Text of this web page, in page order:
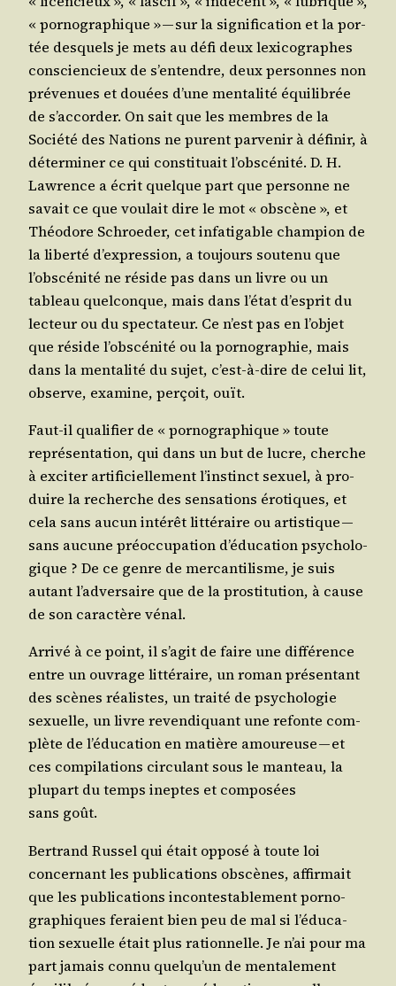
« por­no­gra­phique » — sur la signi­fi­ca­tion et la por­
tée des­quels je mets au défi deux lexi­co­graphes
conscien­cieux de s’en­tendre, deux per­sonnes non
pré­ve­nues et douées d’une men­ta­li­té équi­li­brée
de s’ac­cor­der. On sait que les membres de la
Socié­té des Nations ne purent par­ve­nir à défi­nir, à
déter­mi­ner ce qui consti­tuait l’obs­cé­ni­té. D. H.
Law­rence a écrit quelque part que per­sonne ne
savait ce que vou­lait dire le mot « obs­cène », et
Théo­dore Schroe­der, cet infa­ti­gable cham­pion de
la liber­té d’ex­pres­sion, a tou­jours sou­te­nu que
l’obs­cé­ni­té ne réside pas dans un livre ou un
tableau quel­conque, mais dans l’é­tat d’es­prit du
lec­teur ou du spec­ta­teur. Ce n’est pas en l’ob­jet
que réside l’obs­cé­ni­té ou la por­no­gra­phie, mais
dans la men­ta­li­té du sujet, c’est-à-dire de celui lit,
observe, exa­mine, per­çoit, ouït.
Faut-il qua­li­fier de « por­no­gra­phique » toute
repré­sen­ta­tion, qui dans un but de lucre, cherche
à exci­ter arti­fi­ciel­le­ment l’ins­tinct sexuel, à pro­
duire la recherche des sen­sa­tions éro­tiques, et
cela sans aucun inté­rêt lit­té­raire ou artis­tique —
sans aucune pré­oc­cu­pa­tion d’é­du­ca­tion psy­cho­lo­
gique ? De ce genre de mer­can­ti­lisme, je suis
autant l’ad­ver­saire que de la pros­ti­tu­tion, à cause
de son carac­tère vénal.
Arri­vé à ce point, il s’a­git de faire une dif­fé­rence
entre un ouvrage lit­té­raire, un roman pré­sen­tant
des scènes réa­listes, un trai­té de psy­cho­lo­gie
sexuelle, un livre reven­di­quant une refonte com­
plète de l’é­du­ca­tion en matière amou­reuse — et
ces com­pi­la­tions cir­cu­lant sous le man­teau, la
plu­part du temps ineptes et com­po­sées
sans goût.
Ber­trand Rus­sel qui était oppo­sé à toute loi
concer­nant les publi­ca­tions obs­cènes, affir­mait
que les publi­ca­tions incon­tes­ta­ble­ment por­no­
gra­phiques feraient bien peu de mal si l’é­du­ca­
tion sexuelle était plus ration­nelle. Je n’ai pour ma
part jamais connu quel­qu’un de men­ta­le­ment